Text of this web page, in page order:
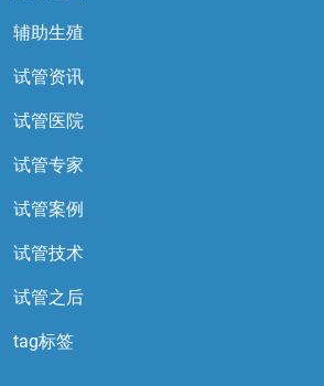
辅助生殖
试管资讯
试管医院
试管专家
试管案例
试管技术
试管之后
tag标签